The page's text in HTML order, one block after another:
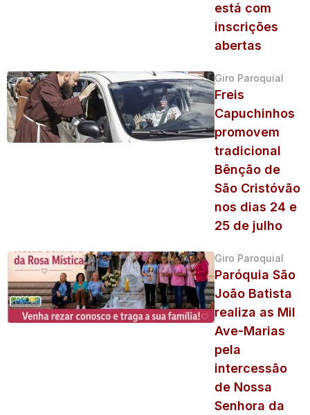
está com
inscrições
abertas
Giro Paroquial
Freis
Capuchinhos
promovem
tradicional
Bênção de
São Cristóvão
nos dias 24 e
25 de julho
Giro Paroquial
Paróquia São
João Batista
realiza as Mil
Ave-Marias
pela
intercessão
de Nossa
Senhora da